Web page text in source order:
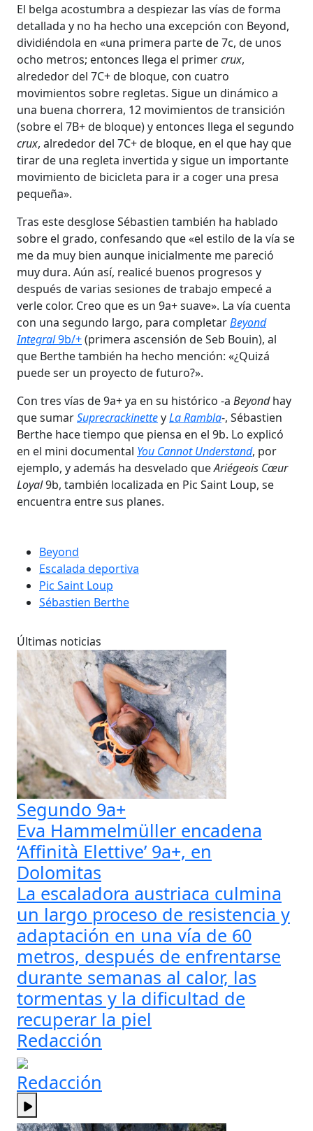
El belga acostumbra a despiezar las vías de forma
detallada y no ha hecho una excepción con Beyond,
dividiéndola en «una primera parte de 7c, de unos
ocho metros; entonces llega el primercrux,
alrededor del 7C+ de bloque, con cuatro
movimientos sobre regletas. Sigue un dinámico a
una buena chorrera, 12 movimientos de transición
(sobre el 7B+ de bloque) y entonces llega el segundo
crux, alrededor del 7C+ de bloque, en el que hay que
tirar de una regleta invertida y sigue un importante
movimiento de bicicleta para ir a coger una presa
pequeña».
Tras este desglose Sébastien también ha hablado
sobre el grado, confesando que «el estilo de la vía se
me da muy bien aunque inicialmente me pareció
muy dura. Aún así, realicé buenos progresos y
después de varias sesiones de trabajo empecé a
verle color. Creo que es un 9a+ suave». La vía cuenta
con una segundo largo, para completarBeyond
Integral9b/+(primera ascensión de Seb Bouin), al
que Berthe también ha hecho mención: «¿Quizá
puede ser un proyecto de futuro?».
Con tres vías de 9a+ ya en su histórico -a Beyondhay
que sumarSuprecrackinetteyLa Rambla-, Sébastien
Berthe hace tiempo que piensa en el 9b. Lo explicó
en el mini documental You Cannot Understand, por
ejemplo, y además ha desvelado queAriégeois Cœur
Loyal9b, también localizada en Pic Saint Loup, se
encuentra entre sus planes.
Beyond
Escalada deportiva
Pic Saint Loup
Sébastien Berthe
Últimas noticias
Segundo 9a+
Eva Hammelmüller encadena
‘Affinità Elettive’ 9a+, en
Dolomitas
La escaladora austriaca culmina
un largo proceso de resistencia y
adaptación en una vía de 60
metros, después de enfrentarse
durante semanas al calor, las
tormentas y la dificultad de
recuperar la piel
Redacción
Redacción